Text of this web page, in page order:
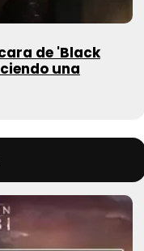
de 'Black
una